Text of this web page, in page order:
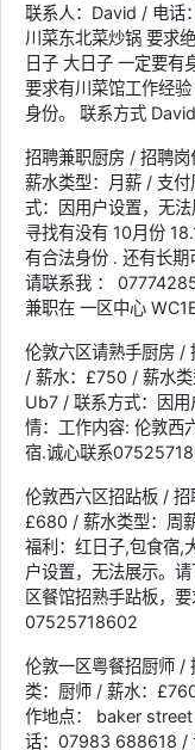
联系人：David / 电
川菜东北菜炒锅 要求
日子 大日子 一定要有
要求有川菜馆工作经
身份。 联系方式
招聘兼职厨房 / 招聘
薪水类型：月薪 / 支
式：因用户设置，无
寻找有没有 10月份
有合法身份 . 还有长
请联系我 ：
兼职在 一区中心
伦敦六区请熟手厨房 /
/ 薪水：£750 / 薪水类
Ub7 / 联系方式：因
情：工作内容: 伦敦西
宿.诚心联系
伦敦西六区招跕板 / 招
£680 / 薪水类型：周
福利：红日子,包食宿,
户设置，无法展示。
区餐馆招熟手跕板，
07525718602
伦敦一区粤餐招厨师 /
类：厨师 / 薪水：
作地点： baker
话：07983 688618 /